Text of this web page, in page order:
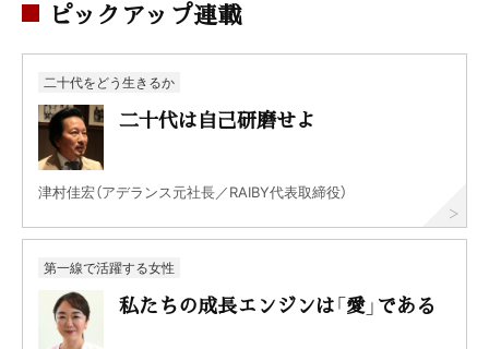
ピックアップ連載
二十代をどう生きるか
二十代は自己研磨せよ
津村佳宏（アデランス元社長／RAIBY代表取締役）
第一線で活躍する女性
私たちの成長エンジンは「愛」である